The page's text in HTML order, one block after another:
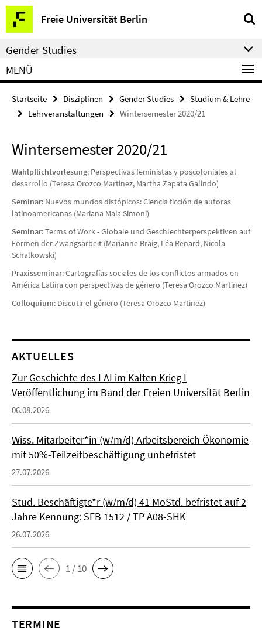
Springe
direkt
zu
Inhalt
Freie Universität Berlin
Service-
Navigation
Gender Studies
MENÜ
Startseite Disziplinen Gender Studies
Studium & Lehre
Lehrveranstaltungen
Wintersemester 2020/21
Wintersemester 2020/21
Wahlpflichtvorlesung: Perspectivas feministas y poscoloniales al
desarrollo (Teresa Orozco Martinez, Martha Zapata Galindo)
Seminar: Nuevos mundos distópicos: Ciencia ficción de autoras
latinoamericanas (Mariana Maia Simoni)
Seminar: Terms of Work - Globale und Geschlechterperspektiven auf
Formen der Zwangsarbeit (Marianne Braig, Léa Renard, Nicola
Schalkowski)
Praxisseminar: Cartografías sociales de los conflictos armados en
América Latina con perspectivas de género (Teresa Orozco Martinez)
Colloquium: Discutir el género (Teresa Orozco Martinez)
AKTUELLES
Zur Geschichte des LAI im Kalten Krieg I
Veröffentlichung im Band der Freien Universität Berlin
06.08.2026
Wiss. Mitarbeiter*in (w/m/d) Arbeitsbereich Ökonomie
mit 50%-Teilzeitbeschäftigung unbefristet
27.07.2026
Stud. Beschäftigte*r (w/m/d) 41 MoStd. befristet auf 2
Jahre Kennung: SFB 1512 / TP A08-SHK
26.07.2026
1 / 10
TERMINE